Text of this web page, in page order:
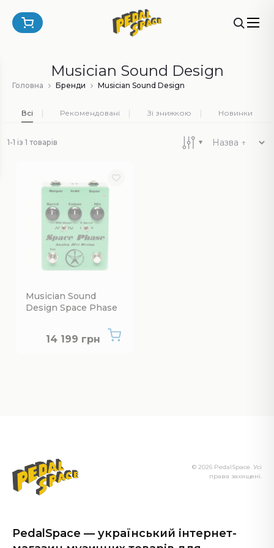
Musician Sound Design
Головна Бренди Musician Sound Design
Всі Рекомендовані Зі знижкою Новинки
1-1 із 1 товарів
Musician Sound
Design Space Phase
14 199 грн
Немає в наявності
PedalSpace — український інтернет-
© 2026 PedalSpace. Усі
права захищені.